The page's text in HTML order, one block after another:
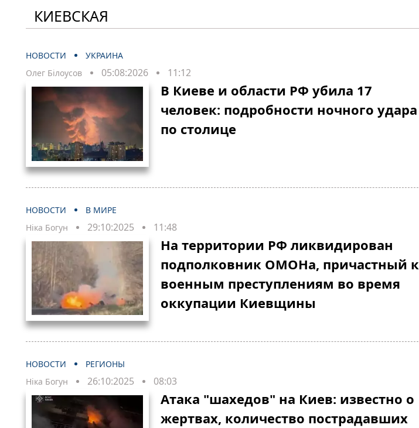
КИЕВСКАЯ
НОВОСТИ
УКРАИНА
Олег Білоусов
05:08:2026 11:12
В Киеве и области РФ убила 17
человек: подробности ночного удара
по столице
НОВОСТИ
В МИРЕ
Ніка Богун
29:10:2025 11:48
На территории РФ ликвидирован
подполковник ОМОНа, причастный к
военным преступлениям во время
оккупации Киевщины
НОВОСТИ
РЕГИОНЫ
Ніка Богун
26:10:2025 08:03
Атака "шахедов" на Киев: известно о
жертвах, количество пострадавших